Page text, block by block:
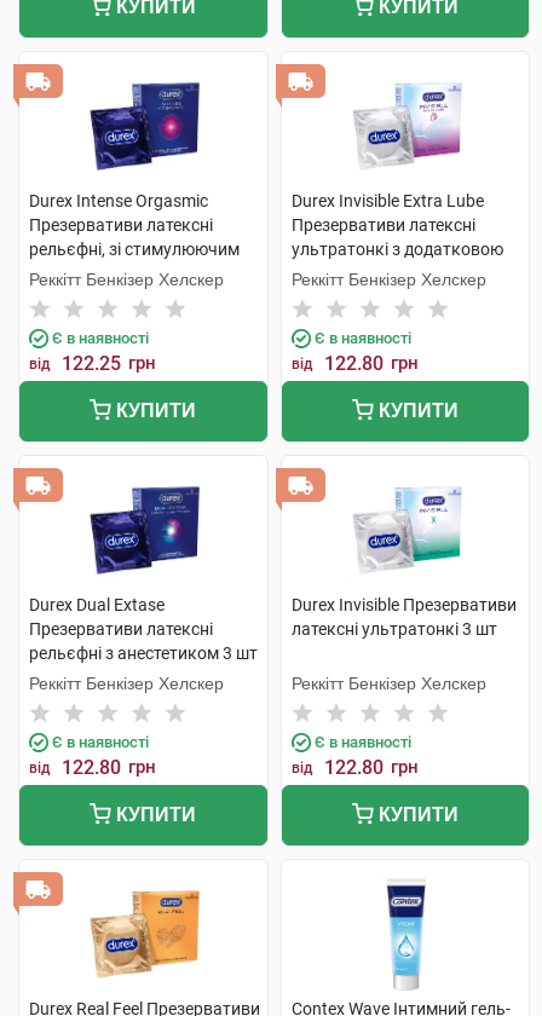
КУПИТИ КУПИТИ
Durex Intense Orgasmic
Презервативи латексні
рельєфні, зі стимулюючим
гелем-змазкою 3 шт
Реккітт Бенкізер Хелскер
Є в наявності
від 122.25 грн
КУПИТИ
Durex Invisible Extra Lube
Презервативи латексні
ультратонкі з додатковою
змазкою 3 шт
Реккітт Бенкізер Хелскер
Є в наявності
від 122.80 грн
КУПИТИ
Durex Dual Extase
Презервативи латексні
рельєфні з анестетиком 3 шт
Реккітт Бенкізер Хелскер
Є в наявності
від 122.80 грн
КУПИТИ
Durex Invisible Презервативи
латексні ультратонкі 3 шт
Реккітт Бенкізер Хелскер
Є в наявності
від 122.80 грн
КУПИТИ
Durex Real Feel Презервативи Contex Wave Інтимний гель-